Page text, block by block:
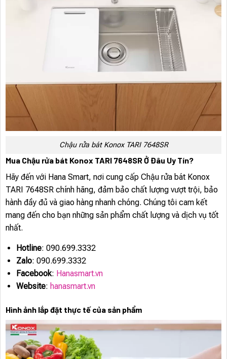
Chậu rửa bát Konox TARI 7648SR
Mua Chậu rửa bát Konox TARI 7648SR Ở Đâu Uy Tín?
Hãy đến với Hana Smart, nơi cung cấp Chậu rửa bát Konox
TARI 7648SR chính hãng, đảm bảo chất lượng vượt trội, bảo
hành đầy đủ và giao hàng nhanh chóng. Chúng tôi cam kết
mang đến cho bạn những sản phẩm chất lượng và dịch vụ tốt
nhất.
Hotline: 090.699.3332
Zalo: 090.699.3332
Facebook: Hanasmart.vn
Website: hanasmart.vn
Hình ảnh lắp đặt thực tế của sản phẩm